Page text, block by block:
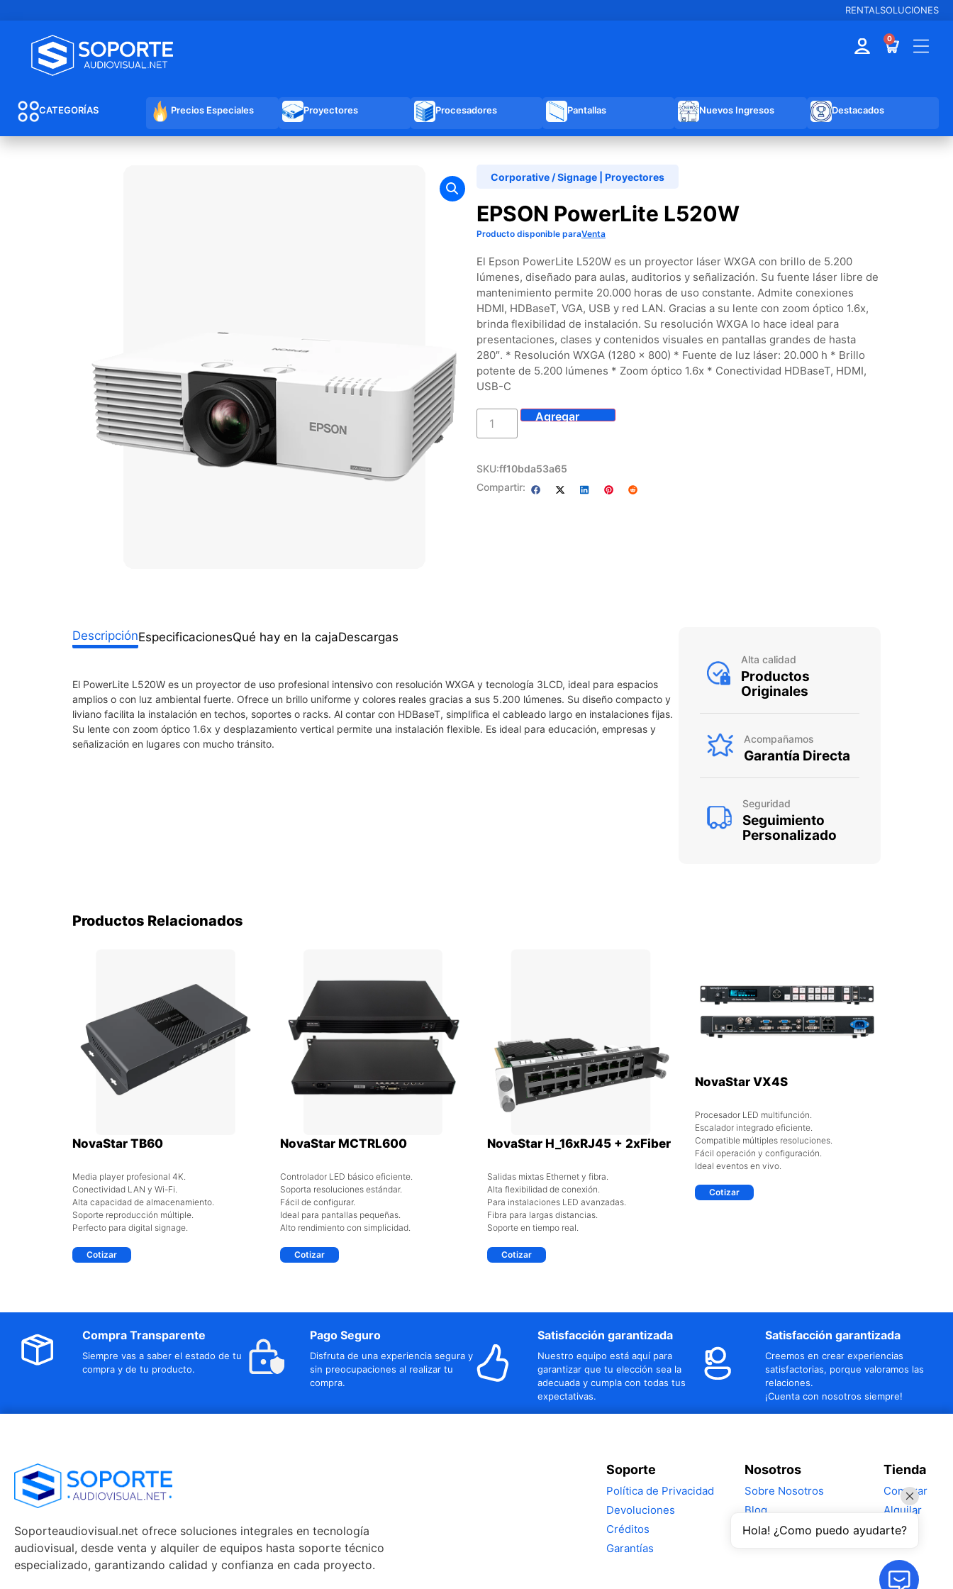
RENTAL SOLUCIONES
0
CATEGORÍAS Precios Especiales Proyectores Procesadores Pantallas Nuevos Ingresos Destacados
Corporative / Signage Proyectores
EPSON PowerLite L520W
Producto disponible paraVenta
El Epson PowerLite L520W es un proyector láser WXGA con brillo de 5.200
lúmenes, diseñado para aulas, auditorios y señalización. Su fuente láser libre de
mantenimiento permite 20.000 horas de uso constante. Admite conexiones
HDMI, HDBaseT, VGA, USB y red LAN. Gracias a su lente con zoom óptico 1.6x,
brinda flexibilidad de instalación. Su resolución WXGA lo hace ideal para
presentaciones, clases y contenidos visuales en pantallas grandes de hasta
280″. * Resolución WXGA (1280 x 800) * Fuente de luz láser: 20.000 h * Brillo
potente de 5.200 lúmenes * Zoom óptico 1.6x * Conectividad HDBaseT, HDMI,
USB-C
SKU:ff10bda53a65
Compartir:
DescripciónEspecificacionesQué hay en la cajaDescargas
El PowerLite L520W es un proyector de uso profesional intensivo con resolución WXGA y tecnología 3LCD, ideal para espacios
amplios o con luz ambiental fuerte. Ofrece un brillo uniforme y colores reales gracias a sus 5.200 lúmenes. Su diseño compacto y
liviano facilita la instalación en techos, soportes o racks. Al contar con HDBaseT, simplifica el cableado largo en instalaciones fijas.
Su lente con zoom óptico 1.6x y desplazamiento vertical permite una instalación flexible. Es ideal para educación, empresas y
señalización en lugares con mucho tránsito.
Alta calidad
Productos
Originales
Acompañamos
Garantía Directa
Seguridad
Seguimiento
Personalizado
Productos Relacionados
NovaStar TB60
Media player profesional 4K.
Conectividad LAN y Wi-Fi.
Alta capacidad de almacenamiento.
Soporte reproducción múltiple.
Perfecto para digital signage.
Cotizar
NovaStar MCTRL600
Controlador LED básico eficiente.
Soporta resoluciones estándar.
Fácil de configurar.
Ideal para pantallas pequeñas.
Alto rendimiento con simplicidad.
Cotizar
NovaStar H_16xRJ45 + 2xFiber
Salidas mixtas Ethernet y fibra.
Alta flexibilidad de conexión.
Para instalaciones LED avanzadas.
Fibra para largas distancias.
Soporte en tiempo real.
Cotizar
NovaStar VX4S
Procesador LED multifunción.
Escalador integrado eficiente.
Compatible múltiples resoluciones.
Fácil operación y configuración.
Ideal eventos en vivo.
Cotizar
Compra Transparente
Siempre vas a saber el estado de tu
compra y de tu producto.
Pago Seguro
Disfruta de una experiencia segura y
sin preocupaciones al realizar tu
compra.
Satisfacción garantizada
Nuestro equipo está aquí para
garantizar que tu elección sea la
adecuada y cumpla con todas tus
expectativas.
Satisfacción garantizada
Creemos en crear experiencias
satisfactorias, porque valoramos las
relaciones.
¡Cuenta con nosotros siempre!
Soporteaudiovisual.net ofrece soluciones integrales en tecnología
audiovisual, desde venta y alquiler de equipos hasta soporte técnico
especializado, garantizando calidad y confianza en cada proyecto.
Soporte
Política de Privacidad
Devoluciones
Créditos
Garantías
Nosotros
Sobre Nosotros
Blog
Tienda
Comprar
Alquilar
Hola! ¿Como puedo ayudarte?